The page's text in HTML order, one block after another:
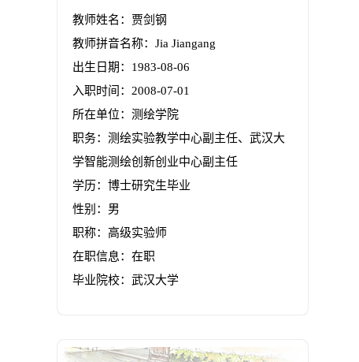
教师姓名：贾剑钢
教师拼音名称：Jia Jiangang
出生日期：1983-08-06
入职时间：2008-07-01
所在单位：测绘学院
职务：测绘实验教学中心副主任、武汉大
学智能测绘创新创业中心副主任
学历：博士研究生毕业
性别：男
职称：高级实验师
在职信息：在职
毕业院校：武汉大学